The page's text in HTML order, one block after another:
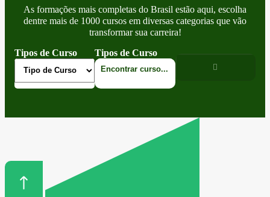
As formações mais completas do Brasil estão aqui, escolha
dentre mais de 1000 cursos em diversas categorias que vão
transformar sua carreira!
Tipos de Curso
Tipos de Curso